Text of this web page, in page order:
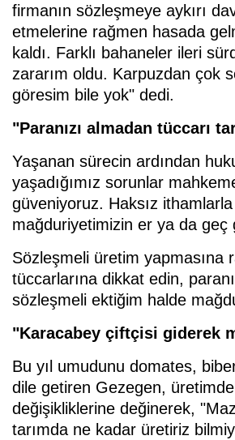
firmanın sözleşmeye aykırı
etmelerine rağmen hasada
kaldı. Farklı bahaneler ileri
zararım oldu. Karpuzdan çok
göresim bile yok" dedi.
"Paranızı almadan tüccarı
Yaşanan sürecin ardından
yaşadığımız sorunlar
güveniyoruz. Haksız
mağduriyetimizin er ya da geç
Sözleşmeli üretim yapmasına
tüccarlarına dikkat edin,
sözleşmeli ektiğim halde
"Karacabey çiftçisi giderek
Bu yıl umudunu domates,
dile getiren Gezegen,
değişikliklerine değinerek,
tarımda ne kadar üretiriz